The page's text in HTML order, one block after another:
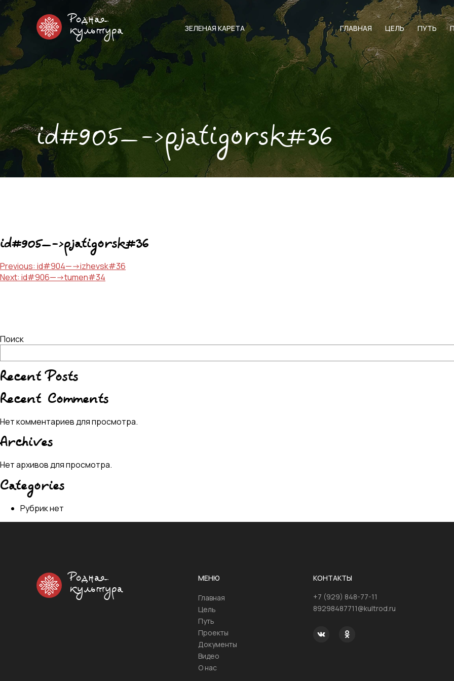
Родная
культура
ЗЕЛЕНАЯ КАРЕТА ГЛАВНАЯ ЦЕЛЬ ПУТЬ
id#905—->pjatigorsk#36
id#905—->pjatigorsk#36
Навигация
по
Previous: id#904—->izhevsk#36
Next: id#906—->tumen#34
Поиск
Recent Posts
Recent Comments
Нет комментариев для просмотра.
Archives
Нет архивов для просмотра.
Categories
Рубрик нет
Родная
культура
МЕНЮ
Главная
Цель
Путь
Проекты
Документы
Видео
О нас
КОНТАКТЫ
+7 (929) 848-77-11
89298487711@kultrod.ru